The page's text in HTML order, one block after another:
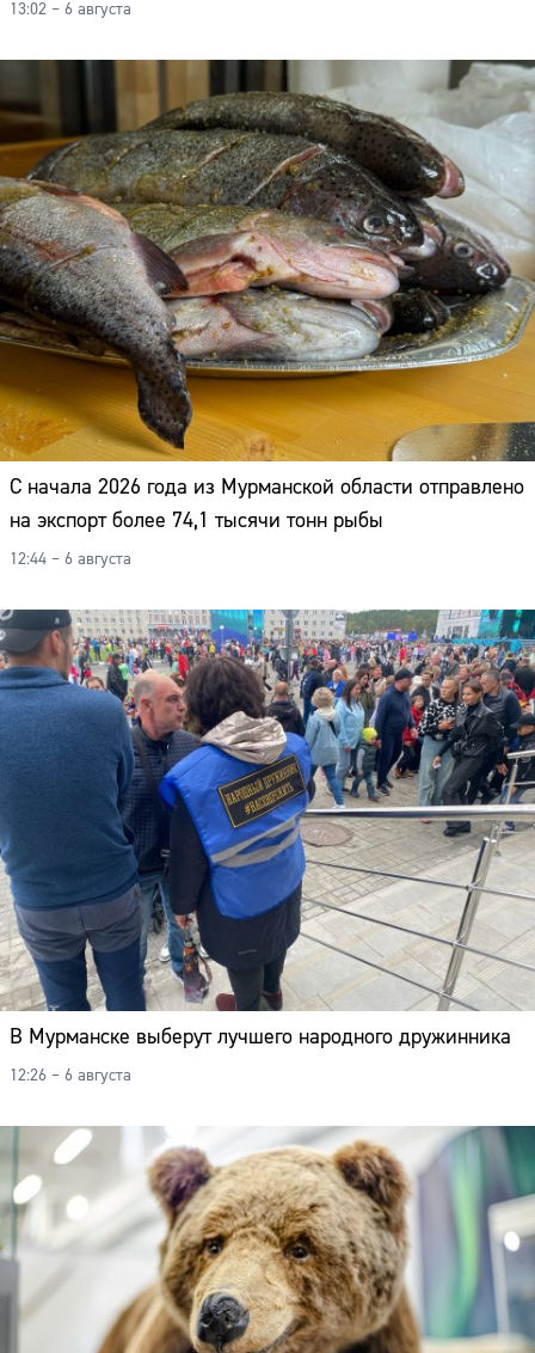
13:02 – 6 августа
С начала 2026 года из Мурманской области отправлено
на экспорт более 74,1 тысячи тонн рыбы
12:44 – 6 августа
В Мурманске выберут лучшего народного дружинника
12:26 – 6 августа
Сайт: